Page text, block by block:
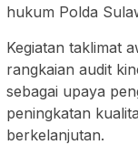
hukum Polda
Kegiatan taklimat
rangkaian audit
sebagai upaya
peningkatan
berkelanjutan.